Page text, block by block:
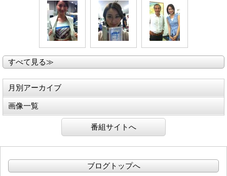
すべて見る≫
月別アーカイブ
画像一覧
番組サイトへ
ブログトップへ